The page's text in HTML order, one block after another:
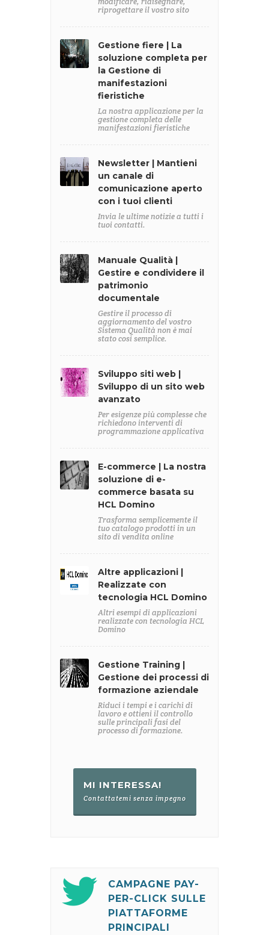
riprogettare il vostro sito
Gestione fiere | La
soluzione completa per
la Gestione di
manifestazioni
fieristiche
La nostra applicazione per la
gestione completa delle
manifestazioni fieristiche
Newsletter | Mantieni
un canale di
comunicazione aperto
con i tuoi clienti
Invia le ultime notizie a tutti i
tuoi contatti.
Manuale Qualità |
Gestire e condividere il
patrimonio
documentale
Gestire il processo di
aggiornamento del vostro
Sistema Qualità non è mai
stato così semplice.
Sviluppo siti web |
Sviluppo di un sito web
avanzato
Per esigenze più complesse che
richiedono interventi di
programmazione applicativa
E-commerce | La nostra
soluzione di e-
commerce basata su
HCL Domino
Trasforma semplicemente il
tuo catalogo prodotti in un
sito di vendita online
Altre applicazioni |
Realizzate con
tecnologia HCL Domino
Altri esempi di applicazioni
realizzate con tecnologia HCL
Domino
Gestione Training |
Gestione dei processi di
formazione aziendale
Riduci i tempi e i carichi di
lavoro e ottieni il controllo
sulle principali fasi del
processo di formazione.
MI INTERESSA!
Contattatemi senza impegno
CAMPAGNE PAY-
PER-CLICK SULLE
PIATTAFORME
PRINCIPALI